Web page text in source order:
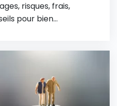
risques, frais,
pour bien